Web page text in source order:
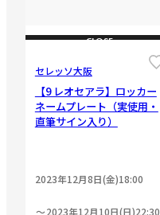
CLOSE
セレッソ大阪
【9 レオセアラ】ロッカー
ネームプレート（実使用・
直筆サイン入り）
2023年12月8日(金)18:00
2023年12月10日(日)22:30